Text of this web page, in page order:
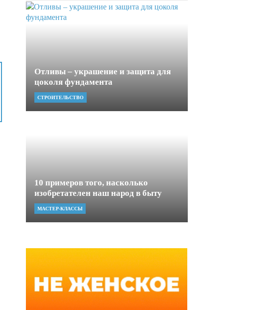
Отливы – украшение и защита для
цоколя фундамента
СТРОИТЕЛЬСТВО
10 примеров того, насколько
изобретателен наш народ в быту
МАСТЕР-КЛАССЫ